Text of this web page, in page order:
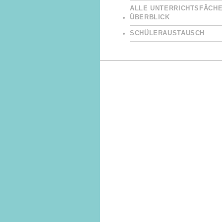
ALLE
ÜBERBLICK
SCHÜLERAUSTAUSCH